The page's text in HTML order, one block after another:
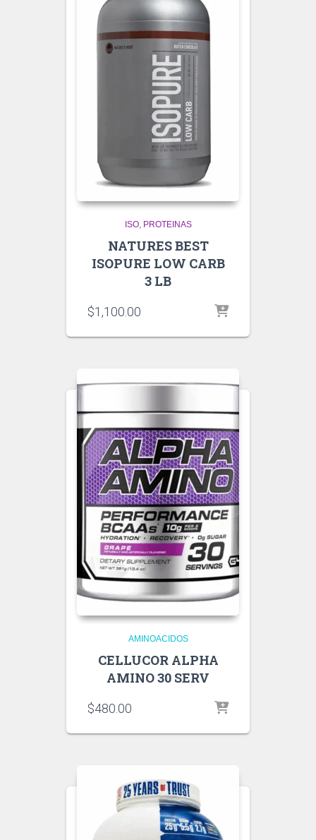
ISO PROTEINAS
NATURES BEST
ISOPURE LOW CARB
3 LB
$1,100.00
AMINOACIDOS
CELLUCOR ALPHA
AMINO 30 SERV
$480.00